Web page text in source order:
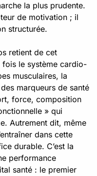
la plus prudente.
de motivation ; il
structurée.
retient de cet
fois le système cardio-
musculaires, la
marqueurs de santé
force, composition
» qui
Autrement dit, même
dans cette
durable. C’est la
performance
santé : le premier